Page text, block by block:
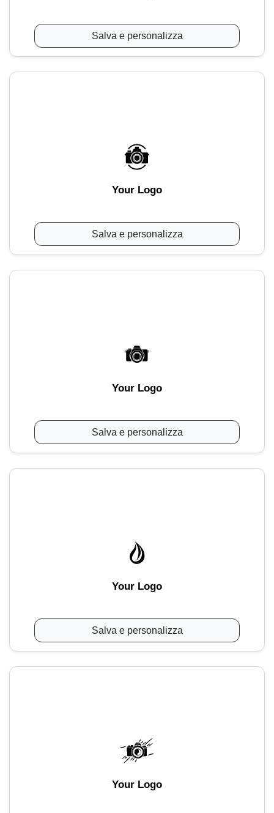
Salva e personalizza
Your Logo
Salva e personalizza
Your Logo
Salva e personalizza
Your Logo
Salva e personalizza
Your Logo